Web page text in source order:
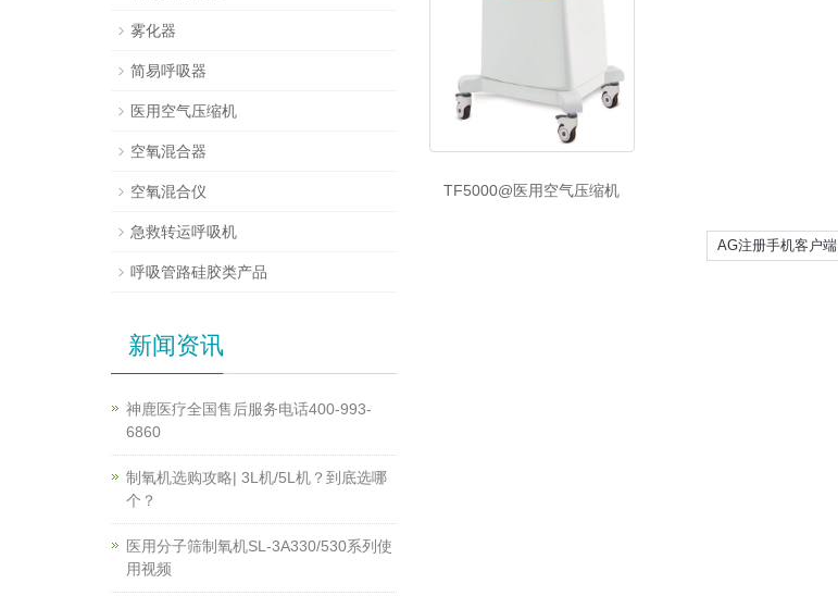
TF5000@医用空气压缩机
AG注册手机客户端
雾化器
简易呼吸器
医用空气压缩机
空氧混合器
空氧混合仪
急救转运呼吸机
呼吸管路硅胶类产品
新闻资讯
神鹿医疗全国售后服务电话400-993-
6860
制氧机选购攻略| 3L机/5L机？到底选哪
个？
医用分子筛制氧机SL-3A330/530系列使
用视频